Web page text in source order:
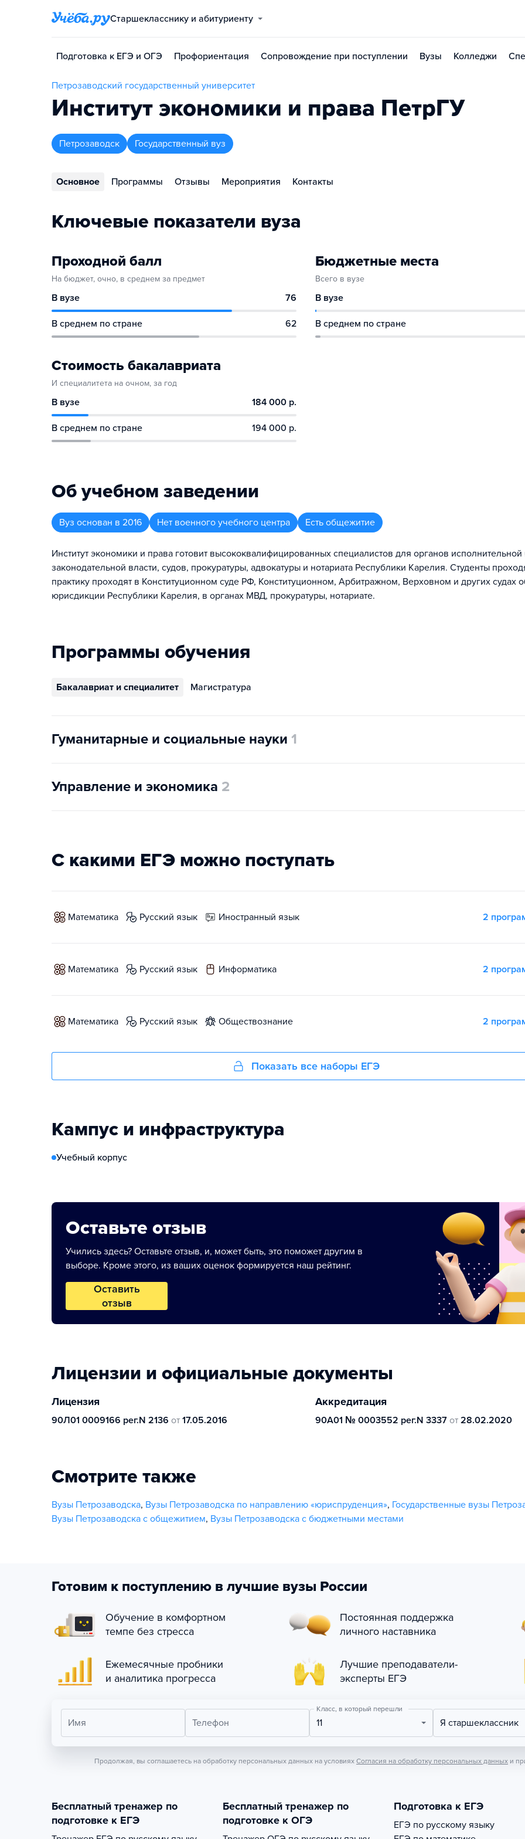
Старшекласснику и абитуриенту
Подготовка к ЕГЭ и ОГЭ Профориентация Сопровождение при поступлении Вузы Колледжи
Петрозаводский государственный университет
Институт экономики и права ПетрГУ
Петрозаводск Государственный вуз
Основное Программы Отзывы Мероприятия Контакты
Ключевые показатели вуза
Проходной балл
На бюджет, очно, в среднем за предмет
В вузе 76
В среднем по стране 62
Бюджетные места
Всего в вузе
В вузе
В среднем по стране
Стоимость бакалавриата
И специалитета на очном, за год
В вузе 184 000 р.
В среднем по стране 194 000 р.
Об учебном заведении
Вуз основан в 2016 Нет военного учебного центра Есть общежитие
Институт экономики и права готовит высококвалифицированных специалистов для органов исполнительной
законодательной власти, судов, прокуратуры, адвокатуры и нотариата Республики Карелия. Студенты
практику проходят в Конституционном суде РФ, Конституционном, Арбитражном, Верховном и других судах
юрисдикции Республики Карелия, в органах МВД, прокуратуры, нотариате.
Программы обучения
Бакалавриат и специалитет Магистратура
Гуманитарные и социальные науки 1
Управление и экономика 2
С какими ЕГЭ можно поступать
математика русский язык иностранный язык 2
математика русский язык информатика 2
математика русский язык обществознание 2
Показать все наборы ЕГЭ
Кампус и инфраструктура
Учебный корпус
Оставьте отзыв
Учились здесь? Оставьте отзыв, и, может быть, это поможет другим в
выборе. Кроме этого, из ваших оценок формируется наш рейтинг.
Оставить
отзыв
Лицензии и официальные документы
Лицензия
90Л01 0009166 рег.N 2136 от 17.05.2016
Аккредитация
90А01 № 0003552 рег.N 3337 от 28.02.2020
Смотрите также
Вузы Петрозаводска, Вузы Петрозаводска по направлению «юриспруденция», Государственные вузы
Вузы Петрозаводска с общежитием, Вузы Петрозаводска с бюджетными местами
Готовим к поступлению в лучшие вузы России
Обучение в комфортном
темпе без стресса
Постоянная поддержка
личного наставника
Ежемесячные пробники
и аналитика прогресса
Лучшие преподаватели-
эксперты ЕГЭ
Имя Телефон
Класс, в который перешли
11 Я старшеклассник
Продолжая, вы соглашаетесь на обработку персональных данных на условиях Согласия на обработку персональных данных и
Бесплатный тренажер по
подготовке к ЕГЭ
Бесплатный тренажер по
подготовке к ОГЭ
Подготовка к ЕГЭ
ЕГЭ по русскому языку